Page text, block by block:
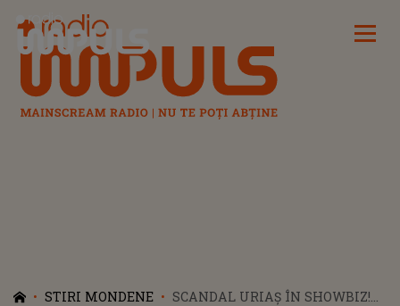
Radio Impuls
STIRI MONDENE
SCANDAL URIAȘ ÎN SHOWBIZ!